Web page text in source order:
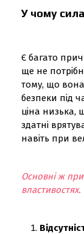
У чому
Є багато
ще не
тому, що
безпеки під
ціна низька,
здатні
навіть при
Основні ж
властивостях.